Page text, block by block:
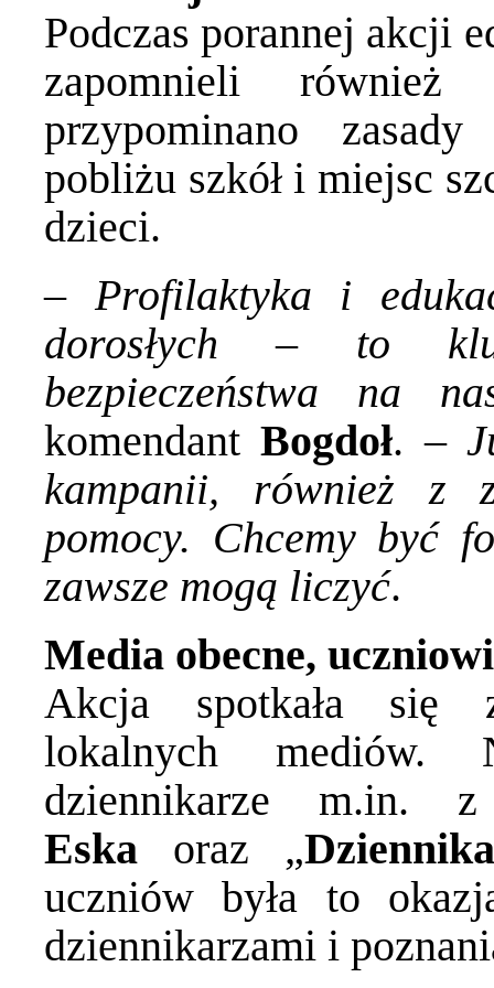
Podczas porannej akcji
zapomnieli również
przypominano
pobliżu szkół i miejsc
dzieci.
–Profilaktyka i
dorosłych – to
bezpieczeństwa na
komendant Bogdoł. –
kampanii, również z
pomocy. Chcemy być
zawsze mogą liczyć.
Media obecne,
Akcja spotkała się
lokalnych
dziennikarze
Eska oraz „
uczniów była to
dziennikarzami i